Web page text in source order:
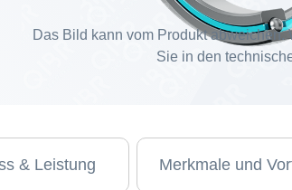
Das Bild kann vom Produkt abweichen.
Sie in den
& Leistung Merkmale und